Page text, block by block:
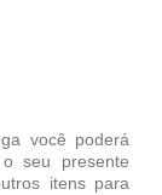
você poder
seu presente
itens para